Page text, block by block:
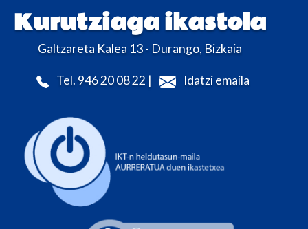
Kurutziaga ikastola
Galtzareta Kalea 13 - Durango, Bizkaia
Tel. 946 20 08 22 | Idatzi emaila